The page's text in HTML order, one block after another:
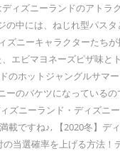
ィズニーランドのアトラ
中には、ねじれ型パス
ニーキャラクターたち
エビマヨネーズピザ味と
ホットジャングルサマ
のバケツになっている
ズニーランド・ディズニ
ですね♪, 【2020冬】デ
当選確率を上げる方法